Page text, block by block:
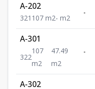
A-202
321 107 m2- m2
-
A-301
322
107
m2
47.49
m2
-
A-302